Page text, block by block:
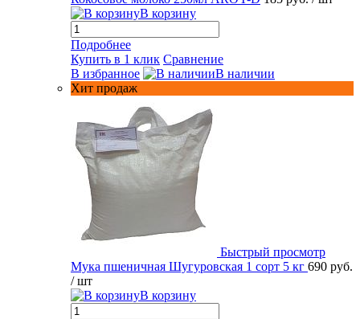
В корзину
Подробнее
Купить в 1 клик Сравнение
В избранное
В наличии
Хит продаж
Быстрый просмотр
Мука пшеничная Шугуровская 1 сорт 5 кг 690 руб.
/ шт
В корзину